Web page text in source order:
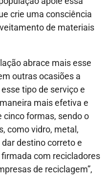
crie uma consciência
de materiais
abrace mais esse
outras ocasiões a
tipo de serviço e
mais efetiva e
cinco formas, sendo o
como vidro, metal,
destino correto e
com recicladores
de reciclagem”,